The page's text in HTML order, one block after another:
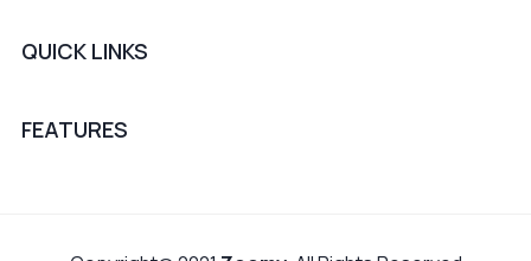
QUICK LINKS
FEATURES